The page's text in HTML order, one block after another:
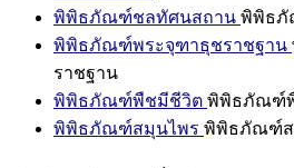
พิพิธภัณฑ์ชลทัศนสถาน พิพิธภั
พิพิธภัณฑ์พระจุฑาธุชราชฐาน
ราชฐาน
พิพิธภัณฑ์พืชมีชีวิต พิพิธภัณฑ์
พิพิธภัณฑ์สมุนไพร พิพิธภัณฑ์ส